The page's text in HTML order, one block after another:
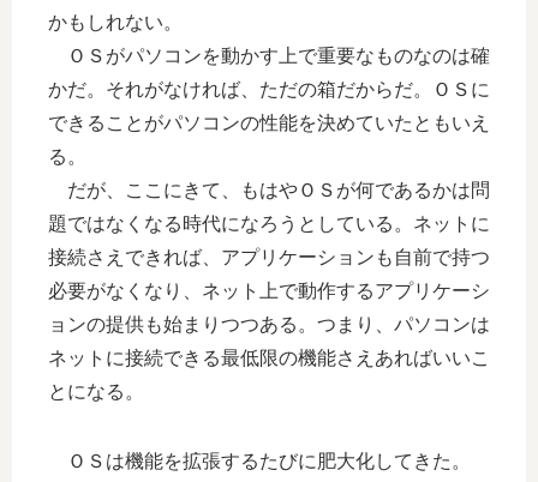
かもしれない。
ＯＳがパソコンを動かす上で重要なものなのは確
かだ。それがなければ、ただの箱だからだ。ＯＳに
できることがパソコンの性能を決めていたともいえ
る。
だが、ここにきて、もはやＯＳが何であるかは問
題ではなくなる時代になろうとしている。ネットに
接続さえできれば、アプリケーションも自前で持つ
必要がなくなり、ネット上で動作するアプリケーシ
ョンの提供も始まりつつある。つまり、パソコンは
ネットに接続できる最低限の機能さえあればいいこ
とになる。
ＯＳは機能を拡張するたびに肥大化してきた。